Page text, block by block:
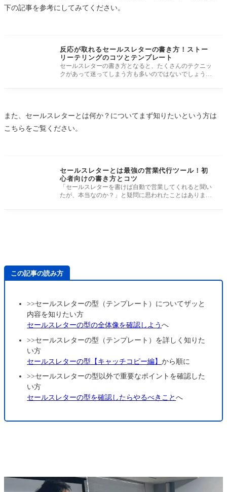
下の記事を参考にしてみてください。
反応が取れるセールスレターの書き方！ストー
リーテリングのコツとテンプレート
セールスレターの書き方となると、たくさんのテクニッ
クがあって迷ってしまう方も多いのではないでしょう
また、セールスレターとは何か？についてまず知りたいという方は
こちらをご覧ください。
セールスレターとは最強の営業代行ツール！初
心者向けの書き方とコツ
「セールスレターを書けば自動で営業してくれると聞い
たが、本当なのか？」と疑問に思われたことはありませ
この記事の読み方
>>セールスレターの型（テンプレート）についてザッと
内容を知りたい方
セールスレターの型の全体像を確認しようへ
>>セールスレターの型（テンプレート）を詳しく知りた
い方
セールスレターの型【キャッチコピー編】から順に
>>セールスレターの型以外で重要なポイントを確認した
い方
セールスレターの型を確認したらやるべきことへ